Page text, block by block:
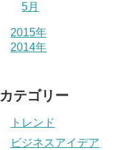
5月
2015年
2014年
カテゴリー
トレンド
ビジネスアイデア